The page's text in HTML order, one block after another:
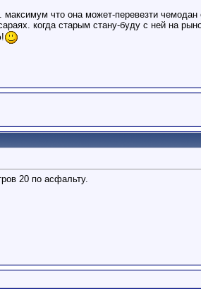
что она может-перевезти
когда старым стану-буду с ней на
20 по асфальту.